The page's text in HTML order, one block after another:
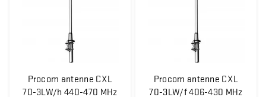
Procom antenne CXL
70-3LW/h 440-470 MHz
Procom antenne CXL
70-3LW/f 406-430 MHz